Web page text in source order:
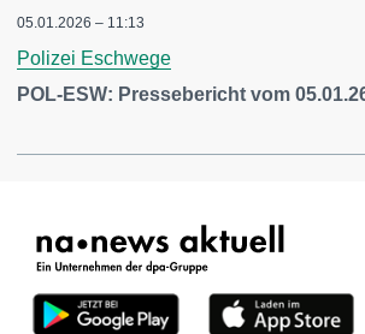
05.01.2026 – 11:13
Polizei Eschwege
POL-ESW: Pressebericht vom